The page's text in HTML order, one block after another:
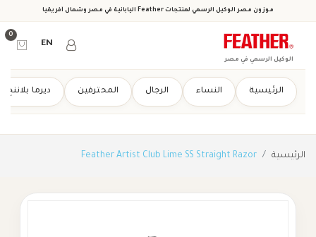
موزون مصر الوكيل الرسمي لمنتجات Feather اليابانية في مصر وشمال أفريقيا
الوكيل الرسمي في مصر
EN
0
الرئيسية النساء الرجال المحترفين ديرما بلاننج
الرئيسية Feather Artist Club Lime SS Straight Razor